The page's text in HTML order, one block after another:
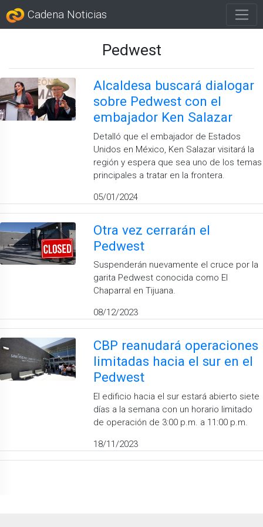
Cadena Noticias
Pedwest
Alcaldesa buscará dialogar
sobre Pedwest con el
embajador Ken Salazar
Detalló que el embajador de Estados
Unidos en México, Ken Salazar visitará la
región y espera que sea uno de los temas
principales a tratar en la frontera.
05/01/2024
Otra vez cerrarán el
Pedwest
Suspenderán nuevamente el cruce por la
garita Pedwest conocida como El
Chaparral en Tijuana.
08/12/2023
CBP reanudará operaciones
limitadas hacia el sur en el
Pedwest
El edificio hacia el sur estará abierto siete
días a la semana con un horario limitado
de operación de 3:00 p.m. a 11:00 p.m.
18/11/2023